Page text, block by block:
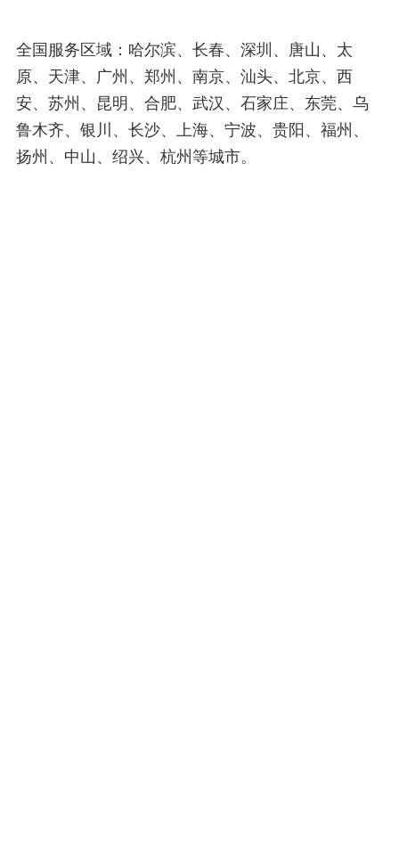
全国服务区域：哈尔滨、长春、深圳、唐山、太
原、天津、广州、郑州、南京、汕头、北京、西
安、苏州、昆明、合肥、武汉、石家庄、东莞、乌
鲁木齐、银川、长沙、上海、宁波、贵阳、福州、
扬州、中山、绍兴、杭州等城市。